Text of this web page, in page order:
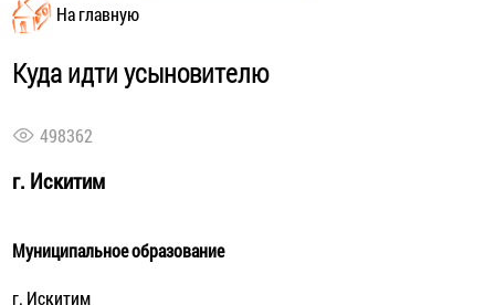
На главную
Куда идти усыновителю
498362
г. Искитим
Муниципальное образование
г. Искитим